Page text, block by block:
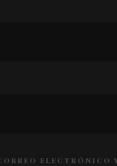
ELECTRÓNICO